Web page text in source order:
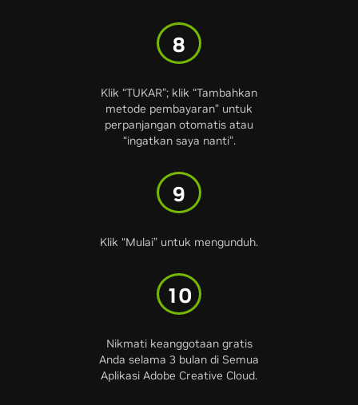
8
Klik “TUKAR”; klik “Tambahkan
metode pembayaran” untuk
perpanjangan otomatis atau
“ingatkan saya nanti”.
9
Klik “Mulai” untuk mengunduh.
10
Nikmati keanggotaan gratis
Anda selama 3 bulan di Semua
Aplikasi Adobe Creative Cloud.